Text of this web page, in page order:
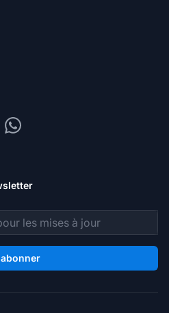
Whatsapp